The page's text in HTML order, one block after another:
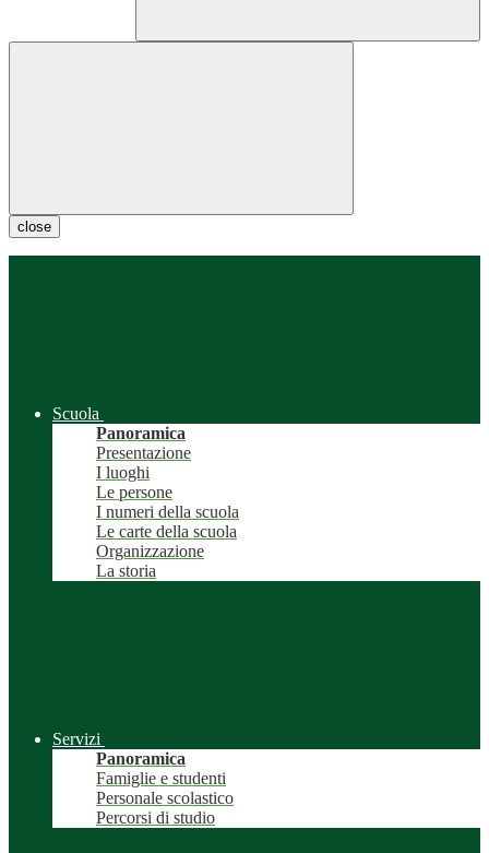
close
Scuola
Panoramica
Presentazione
I luoghi
Le persone
I numeri della scuola
Le carte della scuola
Organizzazione
La storia
Servizi
Panoramica
Famiglie e studenti
Personale scolastico
Percorsi di studio